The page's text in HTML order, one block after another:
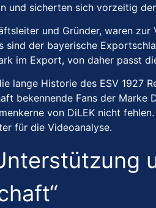
und sicherten sich vorzeitig
und Gründer, waren
der bayerische
im Export, von daher passt
Historie des ESV 1927
bekennende Fans der Marke
von DiLEK nicht
für die Videoanalyse.